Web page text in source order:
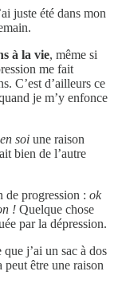
juste été dans mon
à la vie, même si
me fait
C’est d’ailleurs ce
je m’y enfonce
en soi une raison
bien de l’autre
de progression : ok
! Quelque chose
par la dépression.
j’ai un sac à dos
être une raison